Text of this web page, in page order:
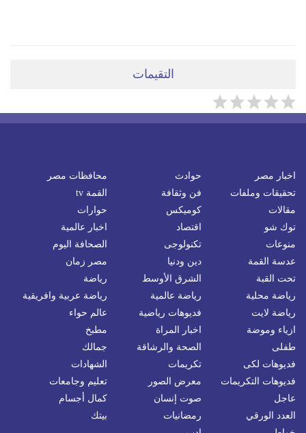
التقيمات
اخبار مصر حوادث
محافظات مصر
تحقيقات وملفات
فن وثقافة
القمة tv
مقالات
كوميكس
حوارات
توك شو
اقتصاد
اخبار عالمية
منوعات
تكنولوجى
الصحافة اليوم
عدسة القمة
دين ودنيا
مصر زمان
تحت القبة
الشرق الأوسط
رياضة
رياضة محلية
رياضة عالمية
رياضة عربية وافريقية
رياضة لايت
فديوهات رياضية
عالم حواء
ازياء وموضة
اخبار المراة
مطبخ
طفلى
الصحة والرشاقة
جمالك
فديوهات لكى
تكريمات
الشهادات
فديوهات التكريمات
معرض الصور
تعليم وجامعات
عاجل
صوت إنسان
كمال أجسام
العدد الورقي
رمضانيات
بيتك